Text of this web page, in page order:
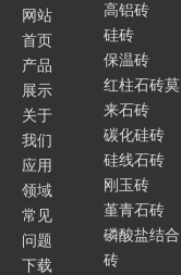
浇钢砖
网站
首页
产品
展示
关于
我们
应用
领域
常见
问题
下载
高铝砖
硅砖
保温砖
红柱石砖莫
来石砖
碳化硅砖
硅线石砖
刚玉砖
堇青石砖
磷酸盐结合
砖